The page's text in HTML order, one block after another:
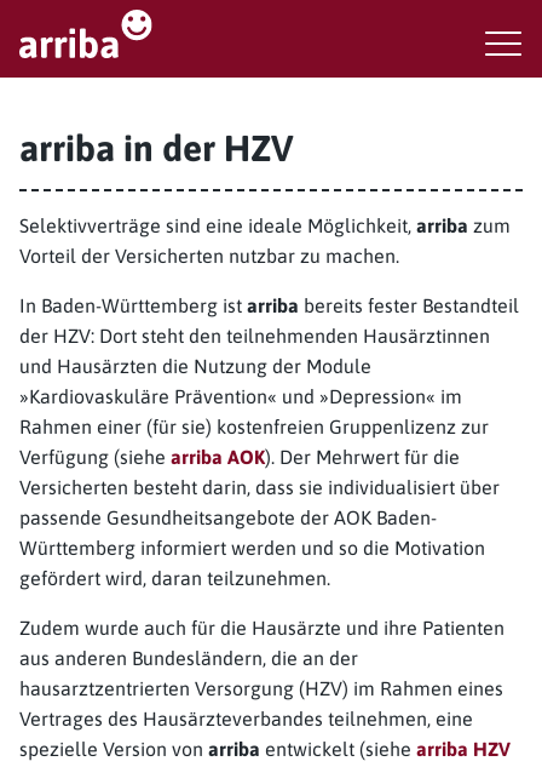
arriba in der HZV
Selektivverträge sind eine ideale Möglichkeit, arriba zum
Vorteil der Versicherten nutzbar zu machen.
In Baden-Württemberg ist arriba bereits fester Bestandteil
der HZV: Dort steht den teilnehmenden Hausärztinnen
und Hausärzten die Nutzung der Module
»Kardiovaskuläre Prävention« und »Depression« im
Rahmen einer (für sie) kostenfreien Gruppenlizenz zur
Verfügung (siehe arriba AOK). Der Mehrwert für die
Versicherten besteht darin, dass sie individualisiert über
passende Gesundheitsangebote der AOK Baden-
Württemberg informiert werden und so die Motivation
gefördert wird, daran teilzunehmen.
Zudem wurde auch für die Hausärzte und ihre Patienten
aus anderen Bundesländern, die an der
hausarztzentrierten Versorgung (HZV) im Rahmen eines
Vertrages des Hausärzteverbandes teilnehmen, eine
spezielle Version von arriba entwickelt (siehe arriba HZV